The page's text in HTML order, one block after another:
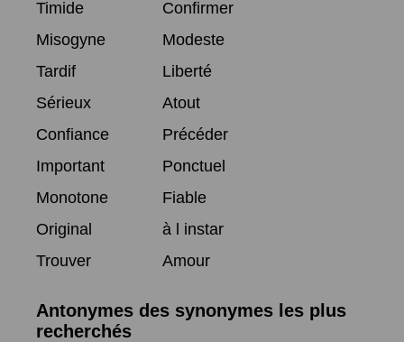
Timide
Confirmer
Misogyne
Modeste
Tardif
Liberté
Sérieux
Atout
Confiance
Précéder
Important
Ponctuel
Monotone
Fiable
Original
à l instar
Trouver
Amour
Antonymes des synonymes les plus
recherchés